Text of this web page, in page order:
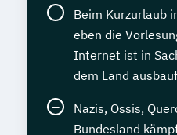
Beim Kurzurlaub
eben die
Internet ist in
dem Land
Nazis, Ossis,
Bundesland